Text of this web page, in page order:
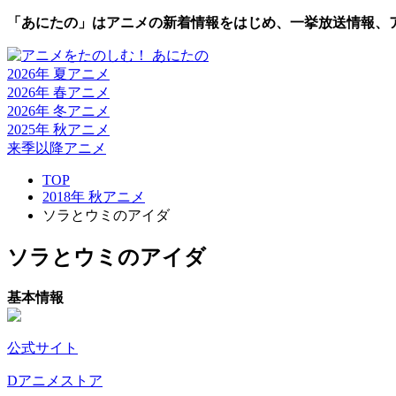
「あにたの」はアニメの新着情報をはじめ、一挙放送情報
2026年 夏アニメ
2026年 春アニメ
2026年 冬アニメ
2025年 秋アニメ
来季以降アニメ
TOP
2018年 秋アニメ
ソラとウミのアイダ
ソラとウミのアイダ
基本情報
公式サイト
Dアニメストア